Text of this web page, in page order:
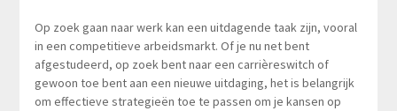
Op zoek gaan naar werk kan een uitdagende taak zijn, vooral
in een competitieve arbeidsmarkt. Of je nu net bent
afgestudeerd, op zoek bent naar een carrièreswitch of
gewoon toe bent aan een nieuwe uitdaging, het is belangrijk
om effectieve strategieën toe te passen om je kansen op